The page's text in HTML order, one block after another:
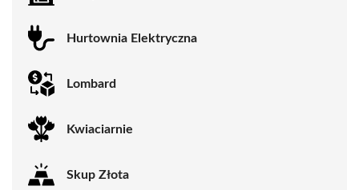
Hurtownia Elektryczna
Lombard
Kwiaciarnie
Skup Złota